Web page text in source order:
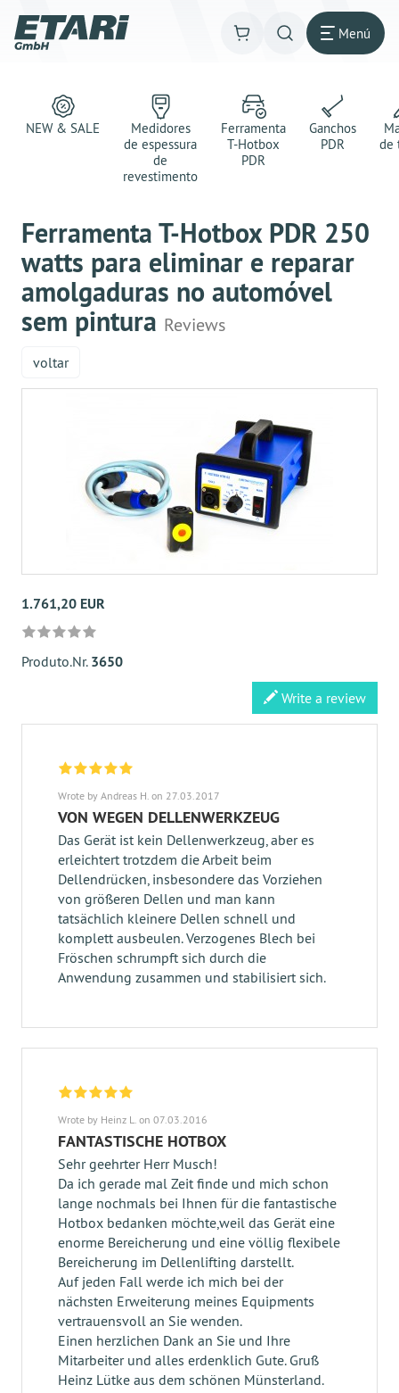
Menú
NEW & SALE
Medidores
de espessura
de
revestimento
Ferramenta
T-Hotbox
PDR
Ganchos
PDR
de
Ferramenta T-Hotbox PDR 250
watts para eliminar e reparar
amolgaduras no automóvel
sem pintura Reviews
voltar
1.761,20 EUR
Produto.Nr. 3650
Write a review
Wrote by Andreas H. on 27.03.2017
VON WEGEN DELLENWERKZEUG
Das Gerät ist kein Dellenwerkzeug, aber es
erleichtert trotzdem die Arbeit beim
Dellendrücken, insbesondere das Vorziehen
von größeren Dellen und man kann
tatsächlich kleinere Dellen schnell und
komplett ausbeulen. Verzogenes Blech bei
Fröschen schrumpft sich durch die
Anwendung zusammen und stabilisiert sich.
Wrote by Heinz L. on 07.03.2016
FANTASTISCHE HOTBOX
Sehr geehrter Herr Musch!
Da ich gerade mal Zeit finde und mich schon
lange nochmals bei Ihnen für die fantastische
Hotbox bedanken möchte,weil das Gerät eine
enorme Bereicherung und eine völlig flexibele
Bereicherung im Dellenlifting darstellt.
Auf jeden Fall werde ich mich bei der
nächsten Erweiterung meines Equipments
vertrauensvoll an Sie wenden.
Einen herzlichen Dank an Sie und Ihre
Mitarbeiter und alles erdenklich Gute. Gruß
Heinz Lütke aus dem schönen Münsterland.